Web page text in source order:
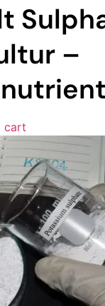
–
cart